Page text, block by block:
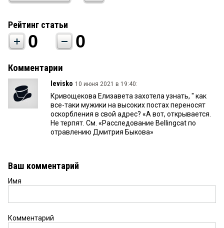
Рейтинг статьи
0 0
Комментарии
levisko 10 июня 2021 в 19:40:
Кривощекова Елизавета захотела узнать, " как
все-таки мужики на высоких постах переносят
оскорбления в свой адрес? «А вот, открывается.
Не терпят. См. «Расследование Bellingcat по
отравлению Дмитрия Быкова»
Ваш комментарий
Имя
Комментарий